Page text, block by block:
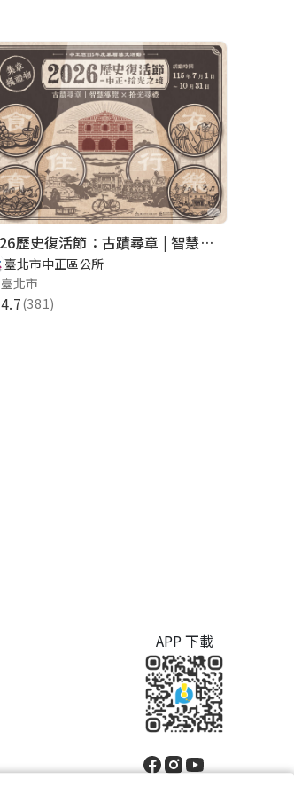
2026歷史復活節：古蹟尋章 | 智慧導覽 × 拾光尋禮
臺北市中正區公所
臺北市
4.7(381)
APP 下載